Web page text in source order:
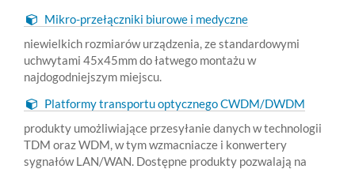
Mikro-przełączniki biurowe i medyczne
niewielkich rozmiarów urządzenia, ze standardowymi
uchwytami 45x45mm do łatwego montażu w
najdogodniejszym miejscu.
Platformy transportu optycznego CWDM/DWDM
produkty umożliwiające przesyłanie danych w technologii
TDM oraz WDM, w tym wzmacniacze i konwertery
sygnałów LAN/WAN. Dostępne produkty pozwalają na